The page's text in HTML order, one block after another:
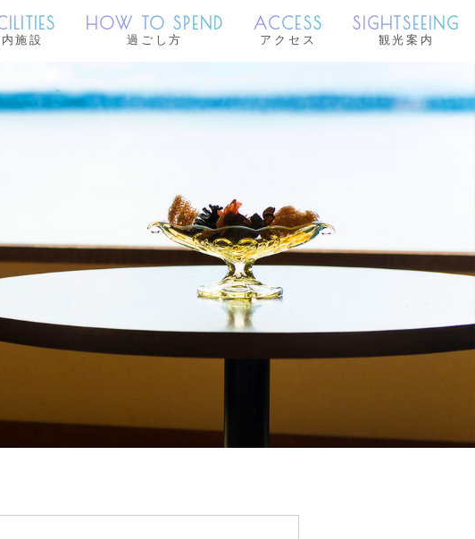
施設
HOW TO SPEND
過ごし方
ACCESS
アクセス
SIGHTSEEING
観光案内